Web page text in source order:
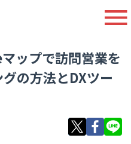
ップで訪問営業を
の方法とDXツー